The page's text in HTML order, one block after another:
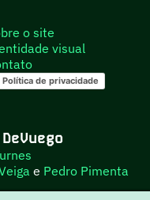
o site
visual
Política de privacidade
e Pedro Pimenta